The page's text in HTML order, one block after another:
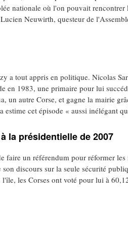
nationale où l'on pouvait rencontrer
Neuwirth, questeur de
a tout appris en politique. Nicolas
en 1983, une primaire pour lui
un autre Corse, et gagne la mairie
estime cet épisode « aussi inélégant
la présidentielle de 2007
un référendum pour réformer
discours sur la seule sécurité
les Corses ont voté pour lui à